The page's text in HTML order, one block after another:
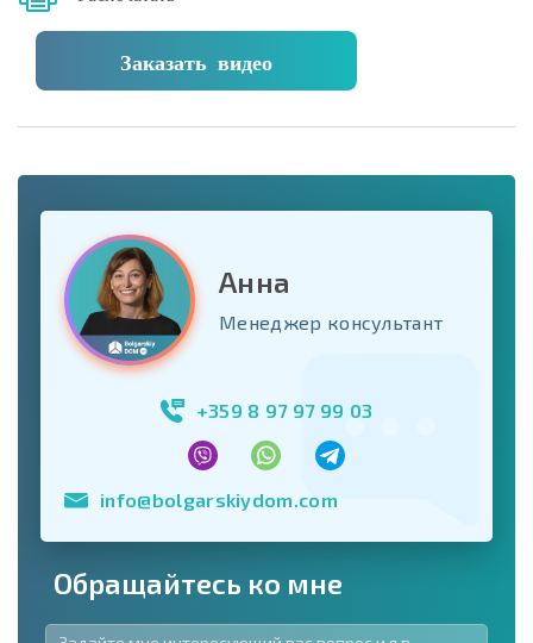
Заказать видео
Анна
Менеджер консультант
+359 8 97 97 99 03
info@bolgarskiydom.com
Обращайтесь ко мне